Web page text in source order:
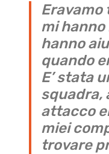
mi
hanno
quando
E’ stata
squadra,
attacco
miei
trovare